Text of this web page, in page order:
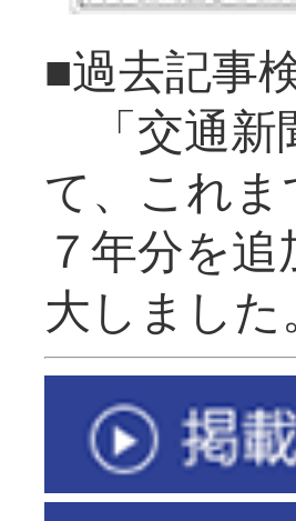
■過去記事
「交通新
て、これ
７年分を
大し